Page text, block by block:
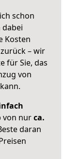
schon
Kosten
– wir
für Sie, das
von
von nurca.
daran